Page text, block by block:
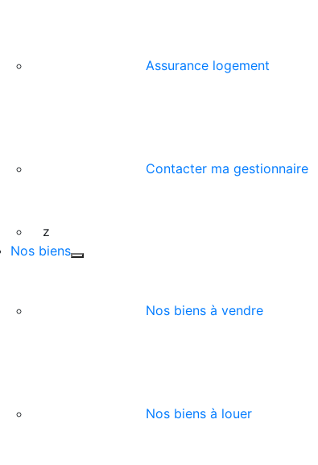
Assurance logement
Contacter ma gestionnaire
z
Nos biens
Nos biens à vendre
Nos biens à louer